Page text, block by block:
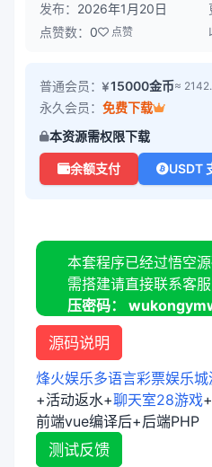
发布： 2026年1月20日
点赞数： 0 点赞
普通会员： 15000金币≈
永久会员： 免费下载
本资源需权限下载
余额支付 USDT
本套程序已经过悟空
需搭建请直接联系客服
压密码：
源码说明
烽火娱乐多语言彩票娱乐城
+活动返水+聊天室28游戏
前端vue编译后+后端PHP
测试反馈